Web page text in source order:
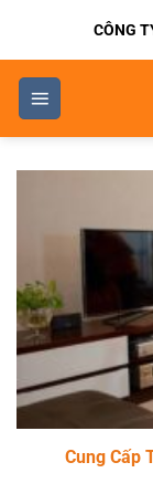
nội
dung
CÔNG
Cung Cấp